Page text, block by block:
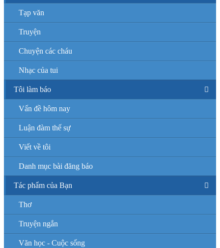
Tạp văn
Truyện
Chuyện các cháu
Nhạc của tui
Tôi làm báo
Vấn đề hôm nay
Luận đàm thế sự
Viết về tôi
Danh mục bài đăng báo
Tác phẩm của Bạn
Thơ
Truyện ngắn
Văn học - Cuộc sống